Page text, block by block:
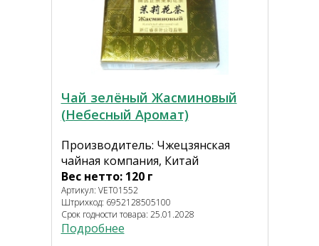
Чай зелёный Жасминовый
(Небесный Аромат)
Производитель: Чжецзянская
чайная компания, Китай
Вес нетто: 120 г
Артикул: VET01552
Штрихкод: 6952128505100
Срок годности товара: 25.01.2028
Подробнее